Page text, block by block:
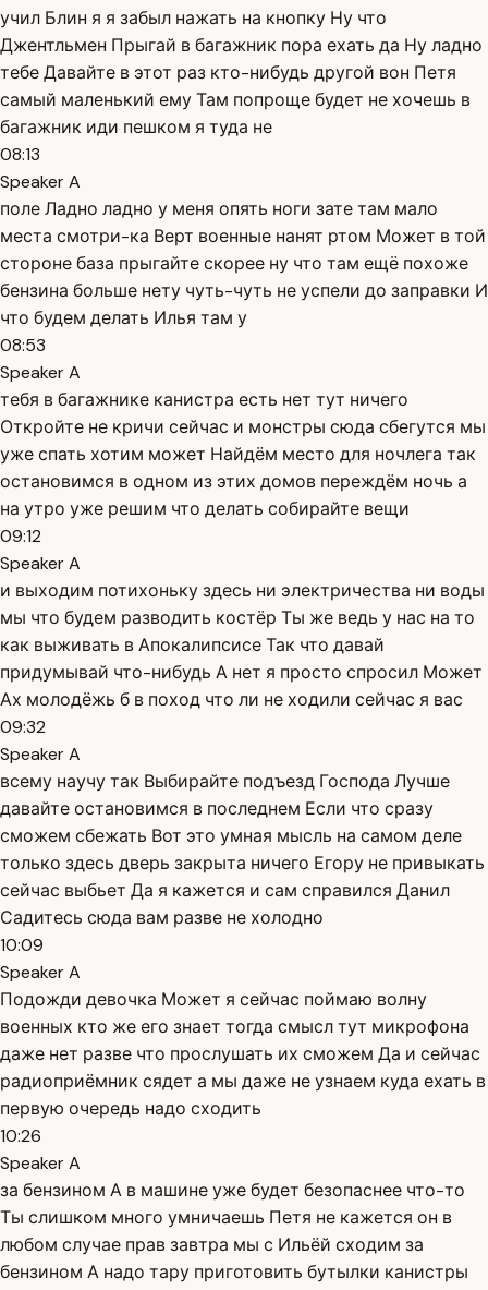
учил Блин я я забыл нажать на кнопку Ну что
Джентльмен Прыгай в багажник пора ехать да Ну ладно
тебе Давайте в этот раз кто-нибудь другой вон Петя
самый маленький ему Там попроще будет не хочешь в
багажник иди пешком я туда не
08:13
Speaker A
поле Ладно ладно у меня опять ноги зате там мало
места смотри-ка Верт военные нанят ртом Может в той
стороне база прыгайте скорее ну что там ещё похоже
бензина больше нету чуть-чуть не успели до заправки И
что будем делать Илья там у
08:53
Speaker A
тебя в багажнике канистра есть нет тут ничего
Откройте не кричи сейчас и монстры сюда сбегутся мы
уже спать хотим может Найдём место для ночлега так
остановимся в одном из этих домов переждём ночь а
на утро уже решим что делать собирайте вещи
09:12
Speaker A
и выходим потихоньку здесь ни электричества ни воды
мы что будем разводить костёр Ты же ведь у нас на то
как выживать в Апокалипсисе Так что давай
придумывай что-нибудь А нет я просто спросил Может
Ах молодёжь б в поход что ли не ходили сейчас я вас
09:32
Speaker A
всему научу так Выбирайте подъезд Господа Лучше
давайте остановимся в последнем Если что сразу
сможем сбежать Вот это умная мысль на самом деле
только здесь дверь закрыта ничего Егору не привыкать
сейчас выбьет Да я кажется и сам справился Данил
Садитесь сюда вам разве не холодно
10:09
Speaker A
Подожди девочка Может я сейчас поймаю волну
военных кто же его знает тогда смысл тут микрофона
даже нет разве что прослушать их сможем Да и сейчас
радиоприёмник сядет а мы даже не узнаем куда ехать в
первую очередь надо сходить
10:26
Speaker A
за бензином А в машине уже будет безопаснее что-то
Ты слишком много умничаешь Петя не кажется он в
любом случае прав завтра мы с Ильёй сходим за
бензином А надо тару приготовить бутылки канистры